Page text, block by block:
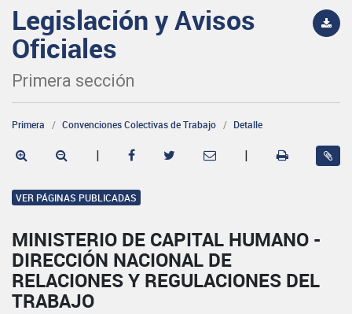
Legislación y Avisos
Oficiales
Primera sección
Primera Convenciones Colectivas de Trabajo Detalle
| |
VER PÁGINAS PUBLICADAS
MINISTERIO DE CAPITAL HUMANO -
DIRECCIÓN NACIONAL DE
RELACIONES Y REGULACIONES DEL
TRABAJO